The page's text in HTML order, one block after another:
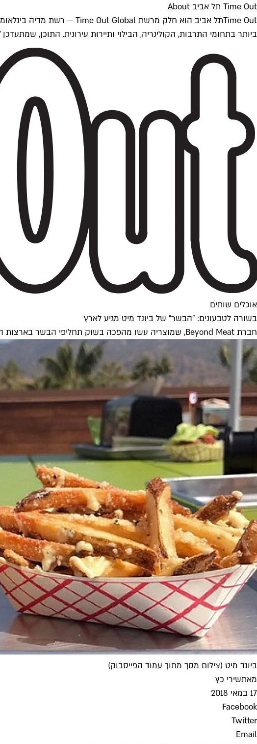
Time Out תל אביב About
ביותר בתחומי התרבות, הקולינריה, הבילוי ותיירות עירונית. התוכן, שמתעדכן 24/7, נכתב ונערך על ידי צוות עיתונאים מקצועי מקומי בישראל, בהתאם לסטנדרטים של Time Out העולמית.
אוכלים שותים
בשורה לטבעונים: "הבשר" של ביונד מיט מגיע לארץ
חברת Beyond Meat, שמוצריה עשו מהפכה בשוק תחליפי הבשר בארצות הברית, ושגייסה כספים מביל גייטס וליאונרדו דיקפריו, תתחיל לשווק את מוצריה בישראל בשבועות הקרובים
ביונד מיט (צילום מסך מתוך עמוד הפייסבוק)
מאתשירי כץ
17 במאי 2018
Facebook
Twitter
Email